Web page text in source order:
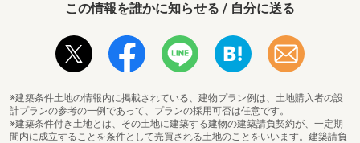
この情報を誰かに知らせる / 自分に送る
※建築条件土地の情報内に掲載されている、建物プラン例は、土地購入者の設
計プランの参考の一例であって、プランの採用可否は任意です。
※建築条件付き土地とは、その土地に建築する建物の建築請負契約が、一定期
間内に成立することを条件として売買される土地のことをいいます。建築請負